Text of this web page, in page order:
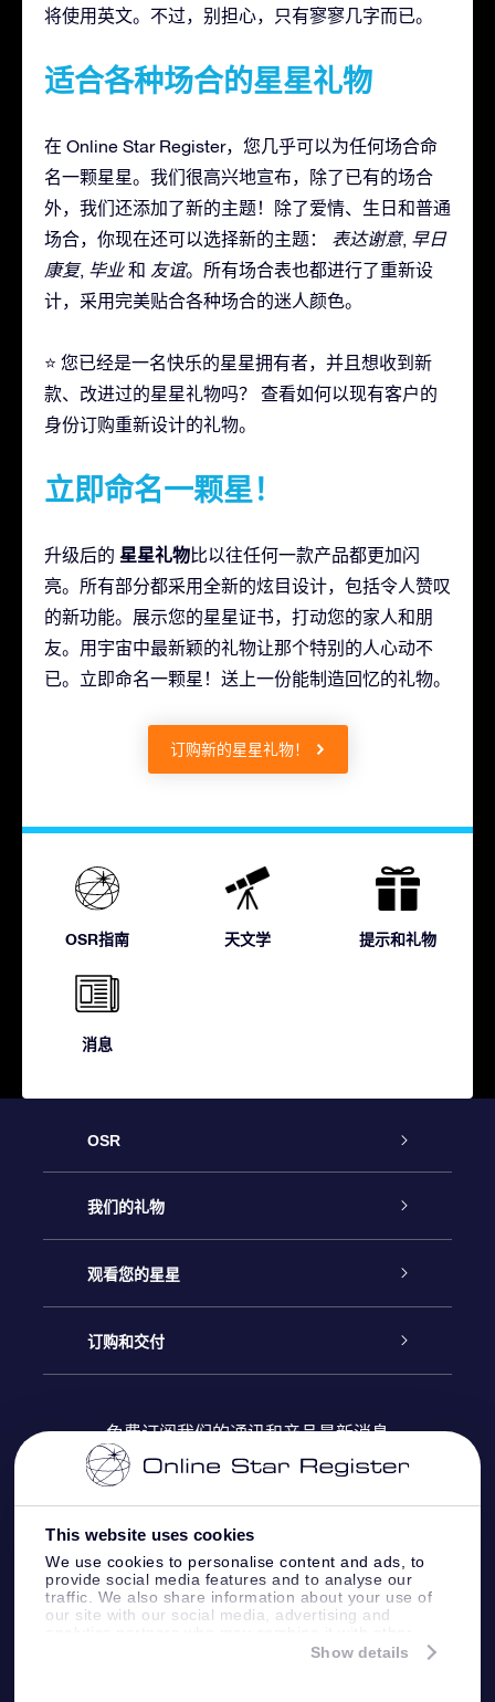
This website uses cookies
We use cookies to personalise content and ads, to
provide social media features and to analyse our
traffic. We also share information about your use of
our site with our social media, advertising and
information that you’ve provided to them or that
Show details
将使用英文。不过，别担心，只有寥寥几字而已。
适合各种场合的星星礼物
在 Online Star Register，您几乎可以为任何场合命
名一颗星星。我们很高兴地宣布，除了已有的场合
外，我们还添加了新的主题！除了爱情、生日和普通
场合，你现在还可以选择新的主题： 表达谢意, 早日
康复, 毕业和 友谊。所有场合表也都进行了重新设
计，采用完美贴合各种场合的迷人颜色。
⭐ 您已经是一名快乐的星星拥有者，并且想收到新
款、改进过的星星礼物吗？ 查看如何以现有客户的
身份订购重新设计的礼物。
立即命名一颗星！
升级后的 星星礼物比以往任何一款产品都更加闪
亮。所有部分都采用全新的炫目设计，包括令人赞叹
的新功能。展示您的星星证书，打动您的家人和朋
友。用宇宙中最新颖的礼物让那个特别的人心动不
已。立即命名一颗星！送上一份能制造回忆的礼物。
订购新的星星礼物！
OSR指南 天文学 提示和礼物
消息
OSR
客户服务
联系我们
博客
评论
我们的礼物
Online Star礼物
OSR 礼物包
OSR 礼物卡
公司礼品
观看您的星星
Online Star Register
个性化的Star Page
One Million Stars
OSR Starsaver
订购和交付
付款信息
配送信息
退货政策&撤销权
免费订阅我们的通讯和产品最新消息